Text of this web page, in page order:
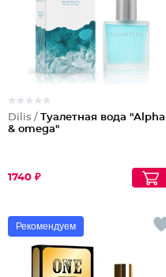
Dilis / Туалетная вода "Alpha
& omega"
1740 ₽
Рекомендуем